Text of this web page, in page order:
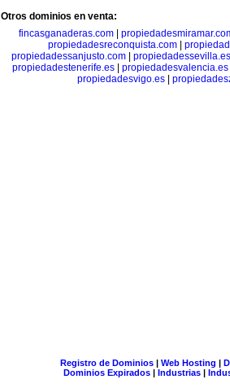
Otros dominios en venta:
fincasganaderas.com
propiedadesreconquista.com
propiedadessanjusto.com| propiedadessevilla.es
propiedadestenerife.es| propiedadesvalencia.es
propiedadesvigo.es|
Registro de Dominios| Web Hosting |
Dominios Expirados | Industrias |